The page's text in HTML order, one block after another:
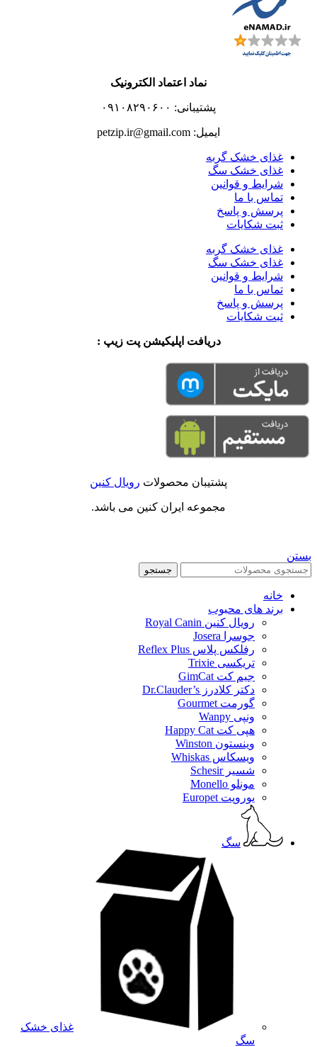
نماد اعتماد الکترونیک
پشتیبانی: ۰۹۱۰۸۲۹۰۶۰۰
ایمیل: petzip.ir@gmail.com
غذای خشک گربه
غذای خشک سگ
شرایط و قوانین
تماس با ما
پرسش و پاسخ
ثبت شکایات
غذای خشک گربه
غذای خشک سگ
شرایط و قوانین
تماس با ما
پرسش و پاسخ
ثبت شکایات
دریافت اپلیکیشن پت زیپ :
پشتیبان محصولات رویال کنین
مجموعه ایران کنین می باشد.
بستن
جستجو
خانه
برند های محبوب
رویال کنین Royal Canin
جوسرا Josera
رفلکس پلاس Reflex Plus
تریکسی Trixie
جیم کت GimCat
دکتر کلادرز Dr.Clauder’s
گورمت Gourmet
ونپی Wanpy
هپی کت Happy Cat
وینستون Winston
ویسکاس Whiskas
شسیر Schesir
مونلو Monello
یوروپت Europet
سگ
غذای خشک
سگ